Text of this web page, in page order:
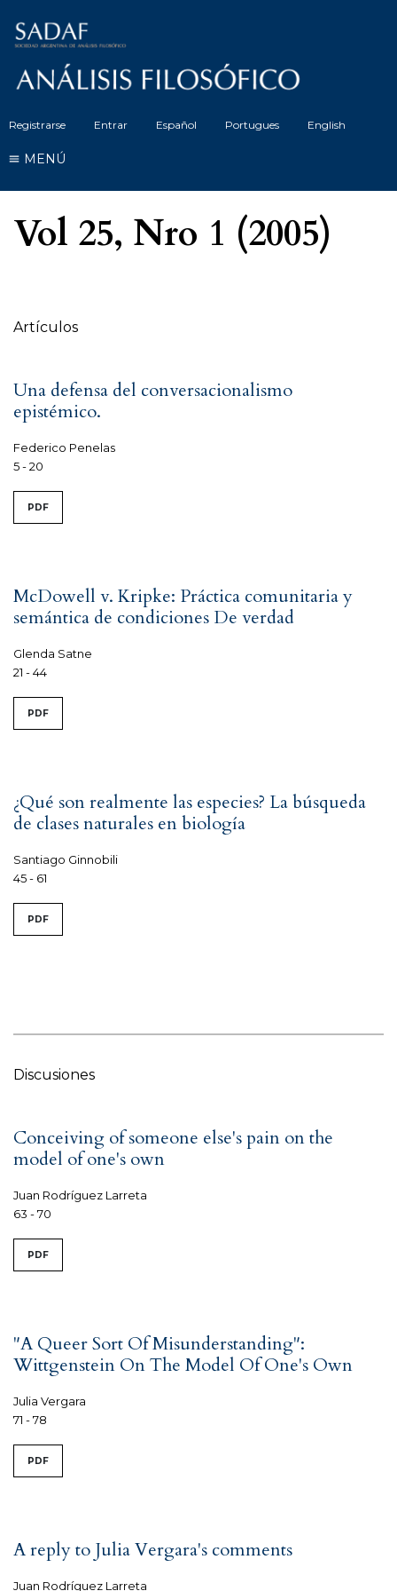
Registrarse Entrar Español Portugues English
MENÚ
Vol 25, Nro 1 (2005)
Artículos
Una defensa del conversacionalismo
epistémico.
Federico Penelas
5 - 20
PDF
McDowell v. Kripke: Práctica comunitaria y
semántica de condiciones De verdad
Glenda Satne
21 - 44
PDF
¿Qué son realmente las especies? La búsqueda
de clases naturales en biología
Santiago Ginnobili
45 - 61
PDF
Discusiones
Conceiving of someone else's pain on the
model of one's own
Juan Rodríguez Larreta
63 - 70
PDF
"A Queer Sort Of Misunderstanding":
Wittgenstein On The Model Of One's Own
Julia Vergara
71 - 78
PDF
A reply to Julia Vergara's comments
Juan Rodríguez Larreta